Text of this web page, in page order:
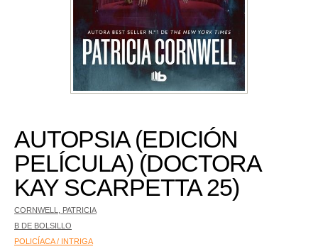
AUTOPSIA (EDICIÓN
PELÍCULA) (DOCTORA
KAY SCARPETTA 25)
CORNWELL, PATRICIA
B DE BOLSILLO
POLICÍACA / INTRIGA